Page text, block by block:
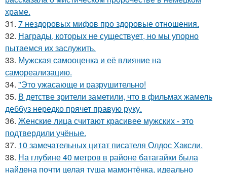
храме.
31. 7 нездоровых мифов про здоровые отношения.
32. Награды, которых не существует, но мы упорно
пытаемся их заслужить.
33. Мужская самооценка и её влияние на
самореализацию.
34. "Это ужасающе и разрушительно!
35. В детстве зрители заметили, что в фильмах жамель
деббуз нередко прячет правую руку.
36. Женские лица считают красивее мужских - это
подтвердили учёные.
37. 10 замечательных цитат писателя Олдос Хаксли.
38. На глубине 40 метров в районе батагайки была
найдена почти целая туша мамонтёнка, идеально